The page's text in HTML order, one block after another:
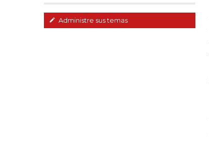
Administre sus temas